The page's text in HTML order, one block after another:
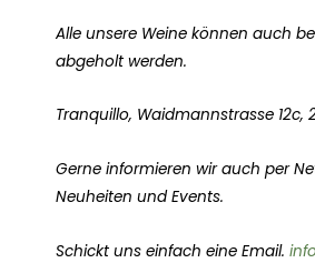
Alle unsere Weine können auch
abgeholt werden.
Tranquillo, Waidmannstrasse 12c,
Gerne informieren wir auch per
Neuheiten und Events.
Schickt uns einfach eine Email.